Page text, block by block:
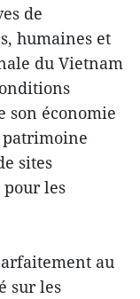
de
humaines et
du Vietnam
son économie
sites
les
au
sur les